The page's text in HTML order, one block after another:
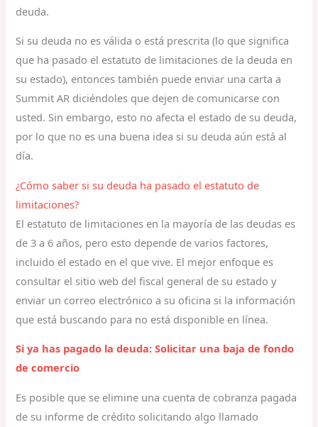
deuda.
Si su deuda no es válida o está prescrita (lo que significa
que ha pasado el estatuto de limitaciones de la deuda en
su estado), entonces también puede enviar una carta a
Summit AR diciéndoles que dejen de comunicarse con
usted. Sin embargo, esto no afecta el estado de su deuda,
por lo que no es una buena idea si su deuda aún está al
día.
¿Cómo saber si su deuda ha pasado el estatuto de
limitaciones?
El estatuto de limitaciones en la mayoría de las deudas es
de 3 a 6 años, pero esto depende de varios factores,
incluido el estado en el que vive. El mejor enfoque es
consultar el sitio web del fiscal general de su estado y
enviar un correo electrónico a su oficina si la información
que está buscando para no está disponible en línea.
Si ya has pagado la deuda: Solicitar una baja de fondo
de comercio
Es posible que se elimine una cuenta de cobranza pagada
de su informe de crédito solicitando algo llamado